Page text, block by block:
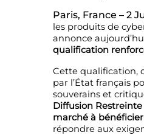
Paris, France – 2
les produits de
annonce
qualification
Cette qualification,
par l’État français
souverains et
Diffusion Restreinte
marché à
répondre aux